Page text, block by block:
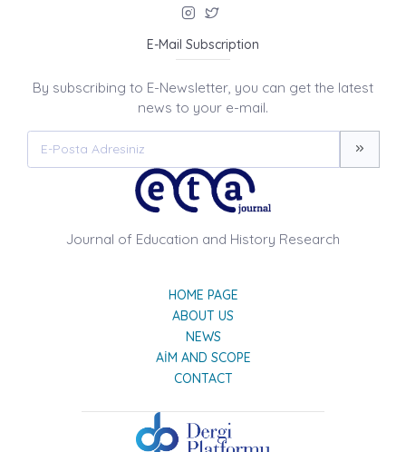
E-Mail Subscription
By subscribing to E-Newsletter, you can get the latest
news to your e-mail.
Journal of Education and History Research
HOME PAGE
ABOUT US
NEWS
AIM AND SCOPE
CONTACT